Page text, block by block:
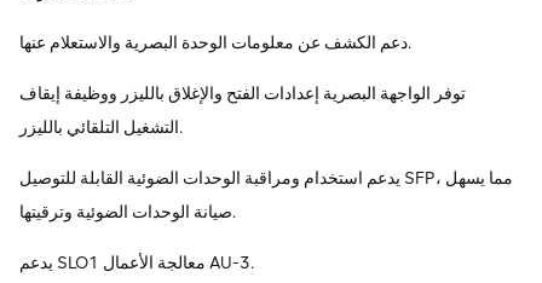
دعم الكشف عن معلومات الوحدة البصرية والاستعلام عنها.
توفر الواجهة البصرية إعدادات الفتح والإغلاق بالليزر ووظيفة إيقاف
التشغيل التلقائي بالليزر.
يدعم استخدام ومراقبة الوحدات الضوئية القابلة للتوصيل SFP، مما يسهل
صيانة الوحدات الضوئية وترقيتها.
يدعم SLO1 معالجة الأعمال AU-3.